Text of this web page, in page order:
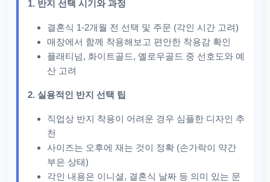
1. 반지 선택 시기와 과정
결혼식 1-2개월 전 선택 및 주문 (각인 시간 고려)
매장에서 함께 착용해보고 편안한 착용감 확인
플래티넘, 화이트골드, 옐로우골드 중 선호도와 예
산 고려
2. 실용적인 반지 선택 팁
직업상 반지 착용이 어려운 경우 심플한 디자인 추
천
사이즈는 오후에 재는 것이 정확 (손가락이 약간
부은 상태)
각인 내용은 이니셜, 결혼식 날짜 등 의미 있는 문